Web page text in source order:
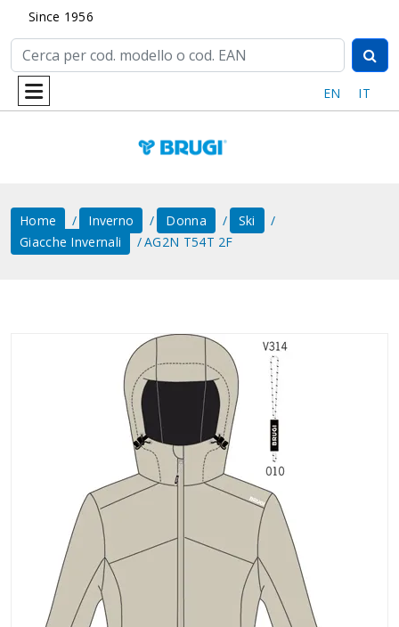
Since 1956
EN IT
Home Inverno Donna
Ski
Giacche Invernali
AG2N T54T 2F